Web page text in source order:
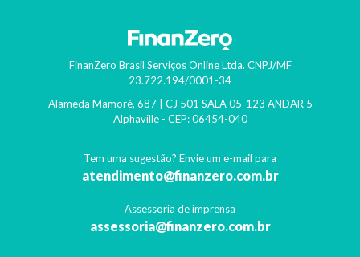
FinanZero Brasil Serviços Online Ltda. CNPJ/MF
23.722.194/0001-34
Alameda Mamoré, 687 | CJ 501 SALA 05-123 ANDAR 5
Alphaville- CEP: 06454-040
Tem uma sugestão? Envie um e-mail para
atendimento@finanzero.com.br
Assessoria de imprensa
assessoria@finanzero.com.br